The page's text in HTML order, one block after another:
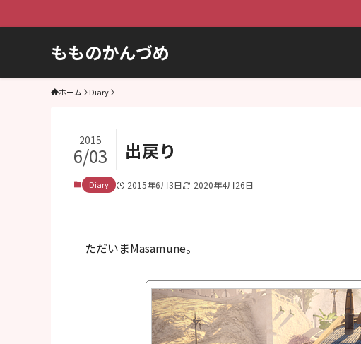
もものかんづめ
ホーム Diary
出戻り
2015
6/03
Diary 2015年6月3日 2020年4月26日
ただいまMasamune。